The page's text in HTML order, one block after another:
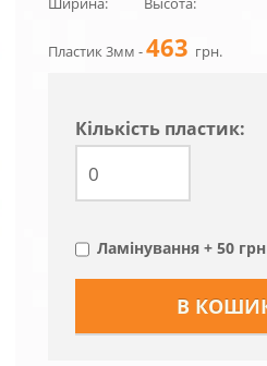
Пластик 3мм -463 грн.
Кiлькiсть пластик:
Ламінування + 50 грн